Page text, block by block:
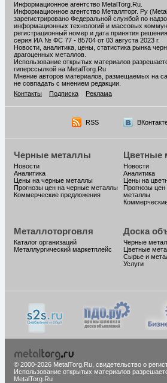
Информационное агентство MetalTorg.Ru
Информационное агентство Металлторг. Ру
зарегистрировано Федеральной службой по
информационных технологий и массовых
регистрационный номер и дата принятия
серия ИА № ФС 77 - 85704 от 03 августа 2023 г.
Новости, аналитика, цены, статистика рынка
драгоценных металлов.
Использование открытых материалов
гиперссылкой на MetalTorg.Ru
Мнение авторов материалов, размещаемых на
не совпадать с мнением редакции.
Контакты
Подписка Реклама
RSS
Черные металлы
Новости
Аналитика
Цены на черные металлы
Прогнозы цен на черные металлы
Коммерческие предложения
Цветные
Новости
Аналитика
Цены на
Прогнозы
металлы
Металлоторговля
Каталог организаций
Металлургический маркетплейс
Доска
Черные
Цветные
Сырье и
Услуги
© 2000-2026 MetalTorg.Ru, cвидетельство о
Использование открытых материалов
MetalTorg.Ru